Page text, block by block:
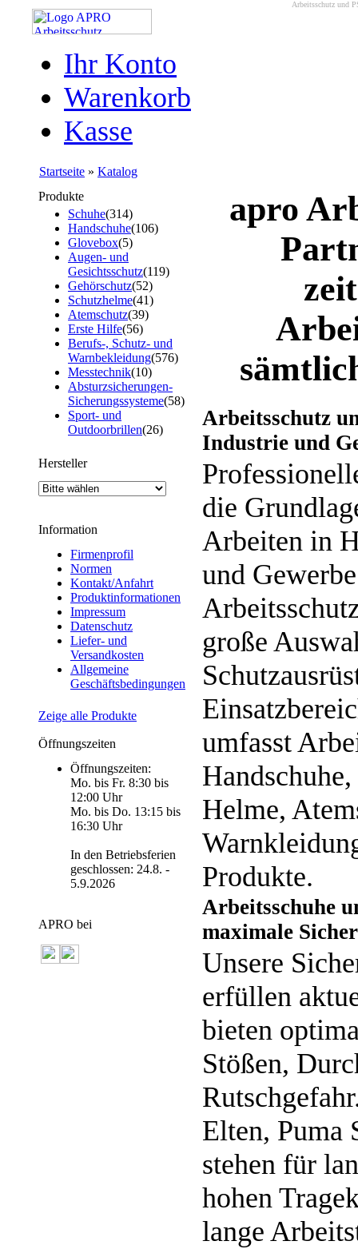
Arbeitsschutz und
Ihr Konto
Warenkorb
Kasse
Startseite » Katalog
Produkte
Schuhe(314)
Handschuhe(106)
Glovebox(5)
Augen- und
Gesichtsschutz(119)
Gehörschutz(52)
Schutzhelme(41)
Atemschutz(39)
Erste Hilfe(56)
Berufs-, Schutz- und
Warnbekleidung(576)
Messtechnik(10)
Absturzsicherungen-
Sicherungssysteme(58)
Sport- und
Outdoorbrillen(26)
Hersteller
Information
Firmenprofil
Normen
Kontakt/Anfahrt
Produktinformationen
Impressum
Datenschutz
Liefer- und
Versandkosten
Allgemeine
Geschäftsbedingungen
Zeige alle Produkte
Öffnungszeiten
Öffnungszeiten:
Mo. bis Fr. 8:30 bis
12:00 Uhr
Mo. bis Do. 13:15 bis
16:30 Uhr
In den Betriebsferien
geschlossen: 24.8. -
5.9.2026
APRO bei
apro
Arbeitsschutz
Industrie und
die
Arbeiten in
und
große
umfasst
Helme,
Produkte.
Arbeitsschuhe
maximale
Unsere
erfüllen
bieten
Stößen,
Elten, Puma
stehen für
hohen
lange